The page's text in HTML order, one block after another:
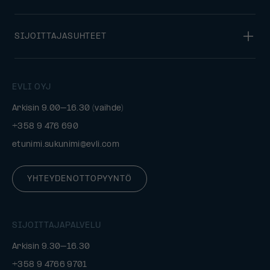
EVLI OYJ
Arkisin 9.00–16.30 (vaihde)
+358 9 476 690
etunimi.sukunimi@evli.com
YHTEYDENOTTOPYYNTÖ
SIJOITTAJAPALVELU
Arkisin 9.30–16.30
+358 9 4766 9701
SIJOITTAJASUHTEET